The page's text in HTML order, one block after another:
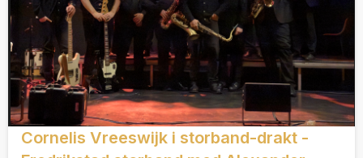
Cornelis Vreeswijk i storband-drakt -